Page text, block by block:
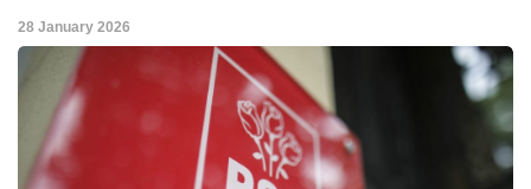
28 January 2026